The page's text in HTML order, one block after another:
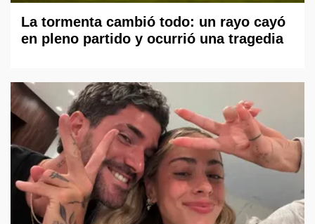
La tormenta cambió todo: un rayo cayó
en pleno partido y ocurrió una tragedia